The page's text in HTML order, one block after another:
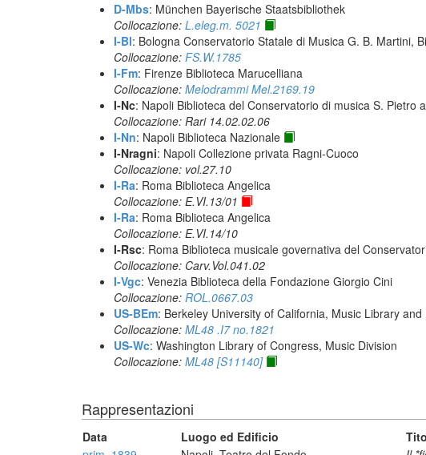
D-Mbs: München Bayerische Staatsbibliothek
Collocazione: L.eleg.m. 5021
I-Bl: Bologna Conservatorio Statale di Musica G. B. Martini,
Collocazione: FS.W.1785
I-Fm: Firenze Biblioteca Marucelliana
Collocazione: Melodrammi Mel.2169.19
I-Nc: Napoli Biblioteca del Conservatorio di musica S. Pietro
Collocazione: Rari 14.02.02.06
I-Nn: Napoli Biblioteca Nazionale
I-Nragni: Napoli Collezione privata Ragni-Cuoco
Collocazione: vol.27.10
I-Ra: Roma Biblioteca Angelica
Collocazione: E.VI.13/01
I-Ra: Roma Biblioteca Angelica
Collocazione: E.VI.14/10
I-Rsc: Roma Biblioteca musicale governativa del
Collocazione: Carv.Vol.041.02
I-Vgc: Venezia Biblioteca della Fondazione Giorgio Cini
Collocazione: ROL.0667.03
US-BEm: Berkeley University of California, Music Library
Collocazione: ML48 .I7 no.1821
US-Wc: Washington Library of Congress, Music Division
Collocazione: ML48 [S11140]
Rappresentazioni
Data Luogo ed Edificio